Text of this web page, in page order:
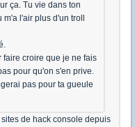
ça. Tu vie dans ton
l'air plus d'un troll
faire croire que je ne fais
pour qu'on s'en prive.
pas pour ta gueule
de hack console depuis